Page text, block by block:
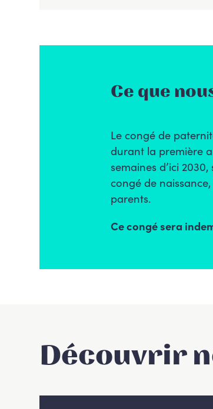
Ce que
Le congé de
durant la première
semaines d’ici
congé de
parents.
Ce congé sera
Découvrir